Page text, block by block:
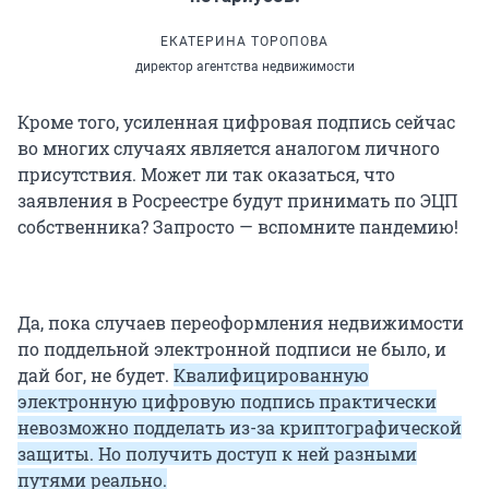
ЕКАТЕРИНА ТОРОПОВА
директор агентства недвижимости
Кроме того, усиленная цифровая подпись сейчас
во многих случаях является аналогом личного
присутствия. Может ли так оказаться, что
заявления в Росреестре будут принимать по ЭЦП
собственника? Запросто — вспомните пандемию!
Да, пока случаев переоформления недвижимости
по поддельной электронной подписи не было, и
дай бог, не будет. Квалифицированную
электронную цифровую подпись практически
невозможно подделать из-за криптографической
защиты. Но получить доступ к ней разными
путями реально.